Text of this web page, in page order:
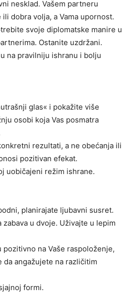
nesklad. Vašem partneru
dobra volja, a Vama upornost.
svoje diplomatske manire u
Ostanite uzdržani.
na pravilniju ishranu i bolju
glas« i pokažite više
osobi koja Vas posmatra
rezultati, a ne obećanja ili
pozitivan efekat.
uobičajeni režim ishrane.
planirajate ljubavni susret.
zabava u dvoje. Uživajte u lepim
pozitivno na Vaše raspoloženje,
angažujete na različitim
formi.